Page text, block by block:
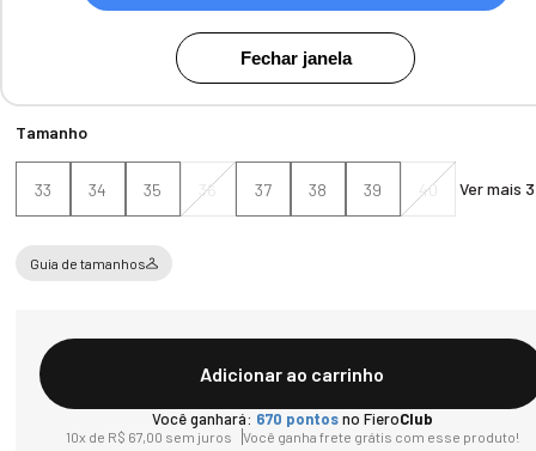
Fechar janela
Tamanho
33 34 35 36 37 38 39 40 Ver mais 3
Guia de tamanhos
Adicionar ao carrinho
Você ganhará: 670 pontosno FieroClub
10x de R$ 67,00 sem juros Você ganha frete grátis com esse produto!